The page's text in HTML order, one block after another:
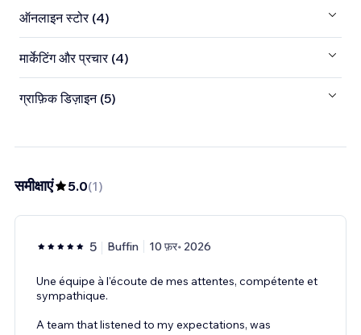
ऑनलाइन स्टोर (4)
मार्केटिंग और प्रचार (4)
ग्राफ़िक डिज़ाइन (5)
समीक्षाएं 5.0(1)
5 Buffin 10 फ़र॰ 2026
Une équipe à l'écoute de mes attentes, compétente et
sympathique.
A team that listened to my expectations, was